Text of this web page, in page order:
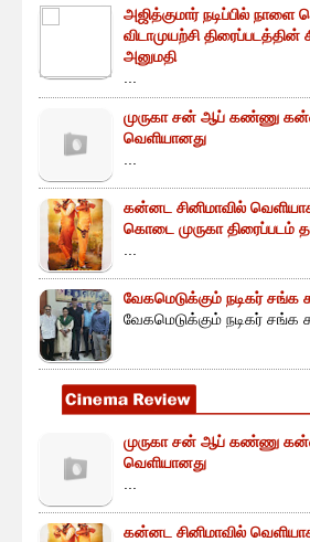
அஜித்குமார் நடிப்பில் நாளை
விடாமுயற்சி திரைப்படத்தின்
அனுமதி
முருகா சன் ஆப் கண்ணு
வெளியானது
கன்னட சினிமாவில்
கொடை முருகா திரைப்படம்
வேகமெடுக்கும் நடிகர் சங்க
வேகமெடுக்கும் நடிகர் சங்க
முருகா சன் ஆப் கண்ணு
வெளியானது
கன்னட சினிமாவில்